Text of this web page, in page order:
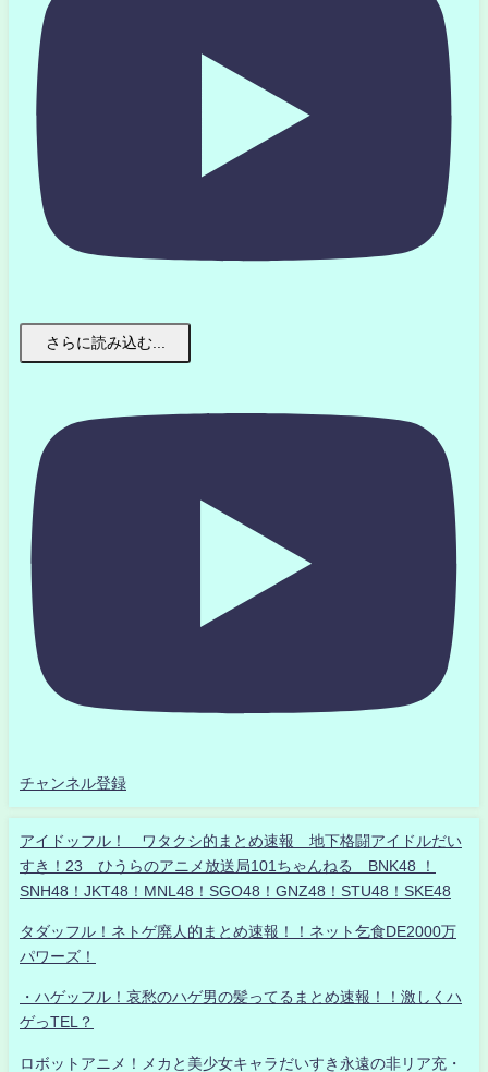
さらに読み込む...
チャンネル登録
アイドッフル！ ワタクシ的まとめ速報 地下格闘アイドルだい
すき！23 ひうらのアニメ放送局101ちゃんねる BNK48 ！
SNH48！JKT48！MNL48！SGO48！GNZ48！STU48！SKE48
タダッフル！ネトゲ廃人的まとめ速報！！ネット乞食DE2000万
パワーズ！
・ハゲッフル！哀愁のハゲ男の髪ってるまとめ速報！！激しくハ
ゲっTEL？
ロボットアニメ！メカと美少女キャラだいすき永遠の非リア充・